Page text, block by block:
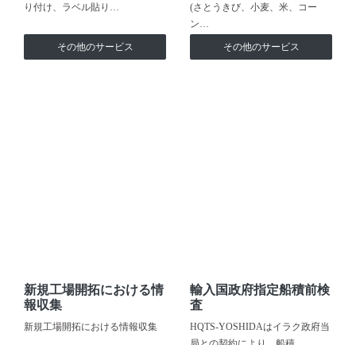
り付け、ラベル貼り…
その他のサービス
(さとうきび、小麦、米、コー
ン…
その他のサービス
新規工場開拓における情
報収集
新規工場開拓における情報収集
輸入国政府指定船積前検
査
HQTS-YOSHIDAはイラク政府当